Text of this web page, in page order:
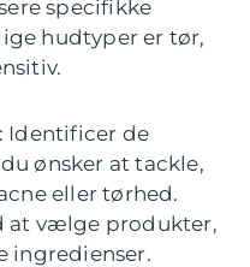
specifikke
hudtyper er tør,
Identificer de
ønsker at tackle,
eller tørhed.
at vælge produkter,
ingredienser.